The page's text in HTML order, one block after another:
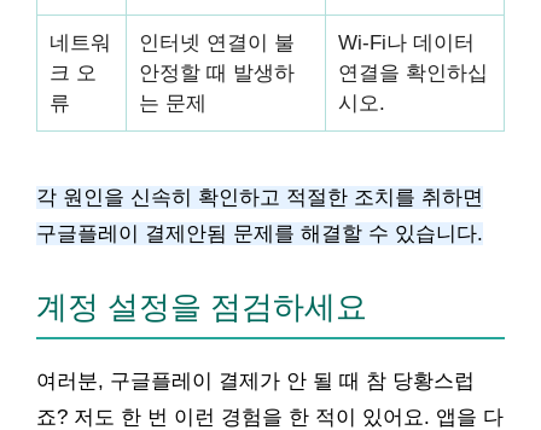
네트워
크 오
류
인터넷 연결이 불
안정할 때 발생하
는 문제
Wi-Fi나 데이터
연결을 확인하십
시오.
각 원인을 신속히 확인하고 적절한 조치를 취하면
구글플레이 결제안됨 문제를 해결할 수 있습니다.
계정 설정을 점검하세요
여러분, 구글플레이 결제가 안 될 때 참 당황스럽
죠? 저도 한 번 이런 경험을 한 적이 있어요. 앱을 다